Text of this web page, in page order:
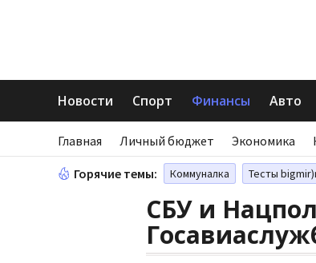
Новости Спорт Финансы Авто
Главная Личный бюджет Экономика
Горячие темы: Коммуналка Тесты
СБУ и